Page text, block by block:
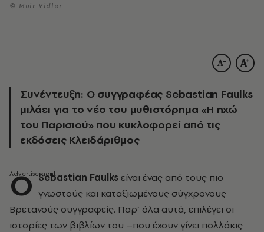
© Muir Vidler
Συνέντευξη: Ο συγγραφέας Sebastian Faulks
μιλάει για το νέο του μυθιστόρημα «Η ηχώ
του Παρισιού» που κυκλοφορεί από τις
εκδόσεις Κλειδάριθμος
Ο Sebastian Faulks είναι ένας από τους πιο
γνωστούς και καταξιωμένους σύγχρονους
Βρετανούς συγγραφείς. Παρ’ όλα αυτά, επιλέγει οι
ιστορίες των βιβλίων του –που έχουν γίνει πολλάκις